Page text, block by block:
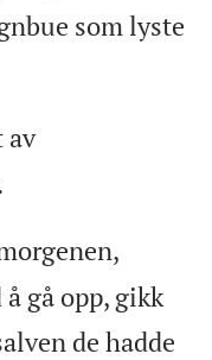
som lyste
av
gå opp, gikk
de hadde